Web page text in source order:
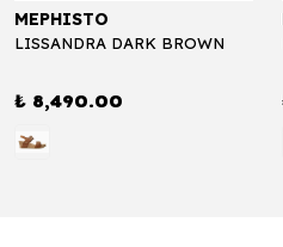
MEPHISTO
LISSANDRA DARK BROWN
₺ 8,490.00